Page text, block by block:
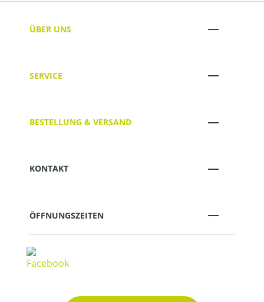
ÜBER UNS
SERVICE
BESTELLUNG & VERSAND
KONTAKT
ÖFFNUNGSZEITEN